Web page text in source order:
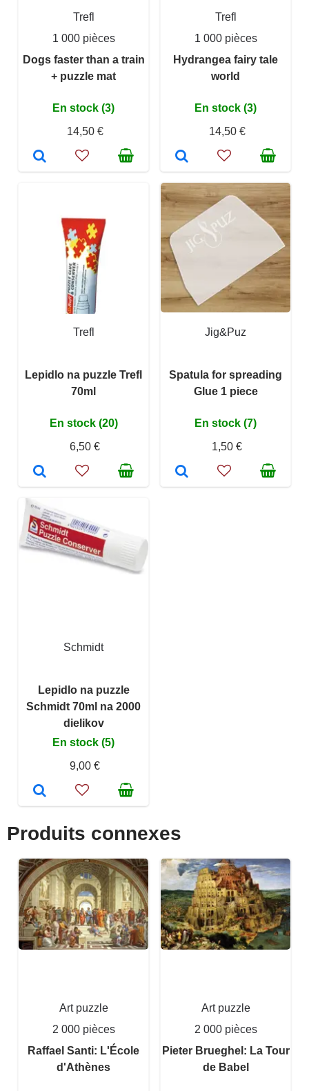
Trefl
1 000 pièces
Dogs faster than a train
+ puzzle mat
En stock (3)
14,50 €
Trefl
1 000 pièces
Hydrangea fairy tale
world
En stock (3)
14,50 €
Trefl
Lepidlo na puzzle Trefl
70ml
En stock (20)
6,50 €
Jig&Puz
Spatula for spreading
Glue 1 piece
En stock (7)
1,50 €
Schmidt
Lepidlo na puzzle
Schmidt 70ml na 2000
dielikov
En stock (5)
9,00 €
Produits connexes
Art puzzle
2 000 pièces
Raffael Santi: L'École
d'Athènes
Art puzzle
2 000 pièces
Pieter Brueghel: La Tour
de Babel